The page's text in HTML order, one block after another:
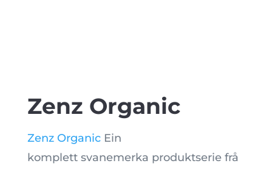
Zenz Organic
Zenz OrganicEin
komplett svanemerka produktserie frå